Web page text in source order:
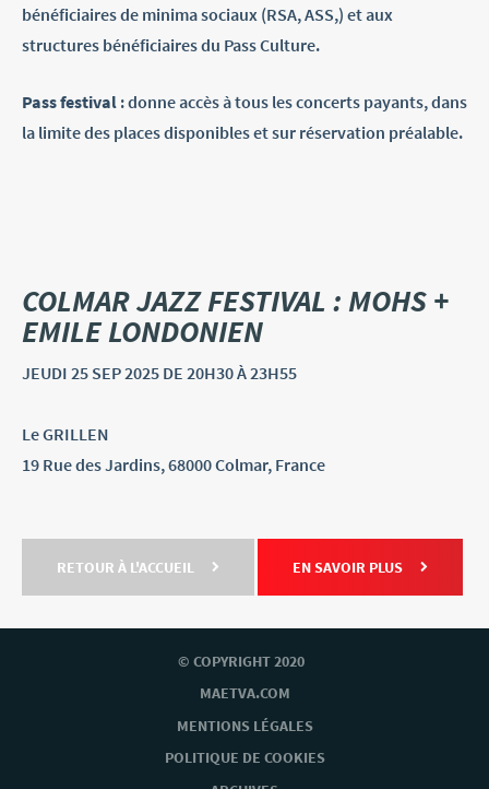
bénéficiaires de minima sociaux (RSA, ASS,) et aux
structures bénéficiaires du Pass Culture.
Pass festival : donne accès à tous les concerts payants, dans
la limite des places disponibles et sur réservation préalable.
COLMAR JAZZ FESTIVAL : MOHS +
EMILE LONDONIEN
JEUDI 25 SEP2025 DE 20H30 À 23H55
Le GRILLEN
19 Rue des Jardins, 68000 Colmar, France
RETOUR À L'ACCUEIL EN SAVOIR PLUS
© COPYRIGHT 2020
MAETVA.COM
MENTIONS LÉGALES
POLITIQUE DE COOKIES